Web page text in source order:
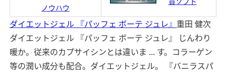
ノウハウ
ダイエットジェル 『パッフェ ボーテ ジュレ』 重田 健次
ダイエットジェル 『パッフェ ボーテ ジュレ』 じんわり
暖か。従来のカプサイシンとは違いま ... す。コラーゲン
等の潤い成分も配合。ダイエットジェル。 『バニラスパ